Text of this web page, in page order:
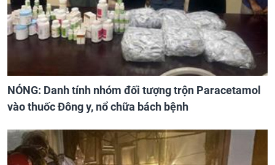
NÓNG: Danh tính nhóm đối tượng trộn Paracetamol
vào thuốc Đông y, nổ chữa bách bệnh